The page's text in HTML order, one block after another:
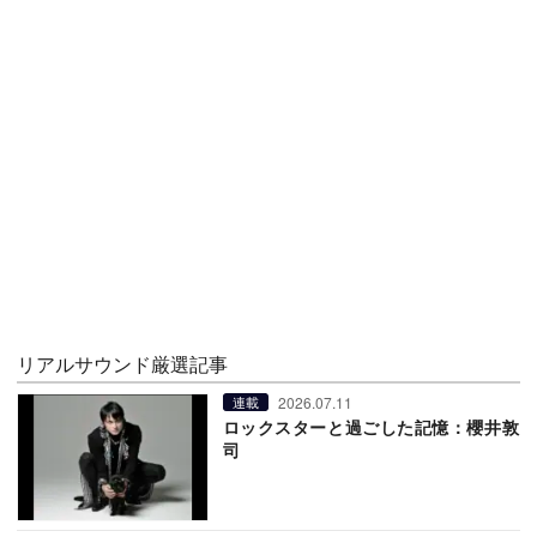
リアルサウンド厳選記事
連載 2026.07.11
ロックスターと過ごした記憶：櫻井敦
司